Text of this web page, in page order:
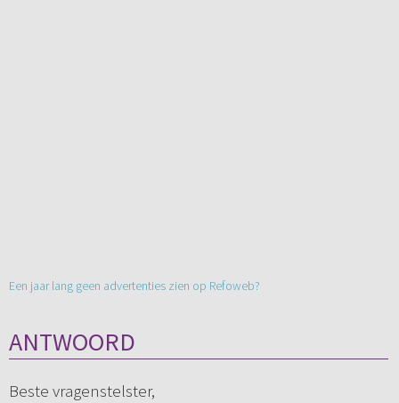
Een jaar lang geen advertenties zien op Refoweb?
ANTWOORD
Beste vragenstelster,